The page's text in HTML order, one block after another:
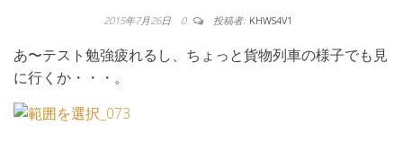
2015年7月26日 0 投稿者: KHWS4V1
あ〜テスト勉強疲れるし、ちょっと貨物列車の様子でも見
に行くか・・・。